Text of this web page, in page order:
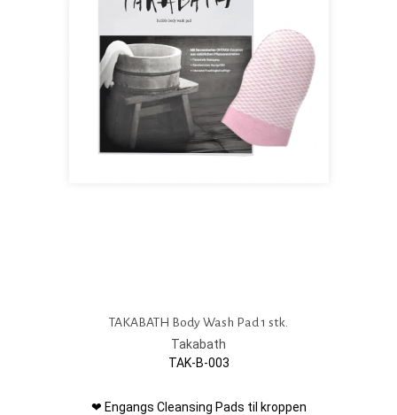
TAKABATH Body Wash Pad 1 stk.
Takabath
TAK-B-003
❤ Engangs Cleansing Pads til kroppen